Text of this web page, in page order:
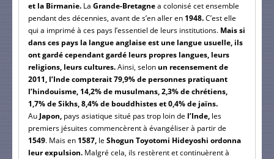
et la Birmanie. La Grande-Bretagnea colonisé cet ensemble
pendant des décennies, avant de s’en aller en 1948.C’est elle
qui a imprimé à ces pays l’essentiel de leurs institutions. Mais si
dans ces pays la langue anglaise est une langue usuelle, ils
ont gardé cependant gardé leurs propres langues, leurs
religions, leurs cultures.Ainsi, selonun recensement de
2011, l’Inde compterait 79,9% de personnes pratiquant
l’hindouisme, 14,2% de musulmans, 2,3% de chrétiens,
1,7% de Sikhs, 8,4% de bouddhistes et 0,4% de jaïns.
AuJapon, pays asiatique situé pas trop loin de l’Inde, les
premiers jésuites commencèrent à évangéliser à partir de
1549. Mais en 1587, le Shogun Toyotomi Hideyoshi ordonna
leur expulsion. Malgré cela, ils restèrent et continuèrent à